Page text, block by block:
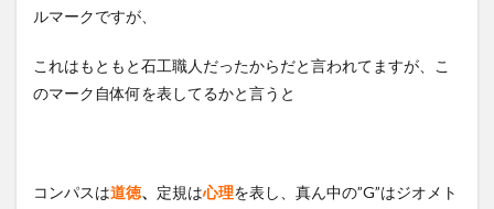
ルマークですが、
これはもともと石工職人だったからだと言われてますが、こ
のマーク自体何を表してるかと言うと
コンパスは道徳、 定規は心理を表し、真ん中の”G”はジオメト